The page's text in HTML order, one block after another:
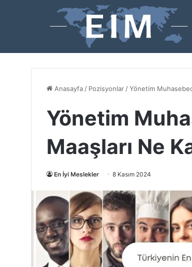
Anasayfa / Pozisyonlar /Yönetim
Yönetim
Maaşları Ne
En İyi Meslekler 8 Kasım 2024